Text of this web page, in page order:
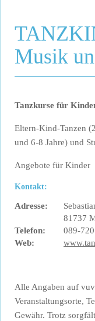
Musik
Tanzkurse für
Eltern-Kind-Tanzen
und 6-8 Jahre) und
Angebote für Kinder
Kontakt:
Adresse:
81737
Telefon:
089-
Web:
Alle Angaben auf
Veranstaltungsorte,
Gewähr. Trotz